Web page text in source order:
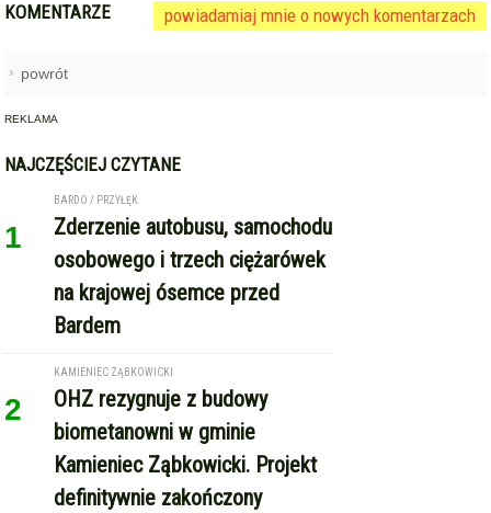
KOMENTARZE powiadamiaj mnie o nowych komentarzach
powrót
REKLAMA
NAJCZĘŚCIEJ CZYTANE
1
BARDO / PRZYŁĘK
Zderzenie autobusu, samochodu
osobowego i trzech ciężarówek
na krajowej ósemce przed
Bardem
2
KAMIENIEC ZĄBKOWICKI
OHZ rezygnuje z budowy
biometanowni w gminie
Kamieniec Ząbkowicki. Projekt
definitywnie zakończony